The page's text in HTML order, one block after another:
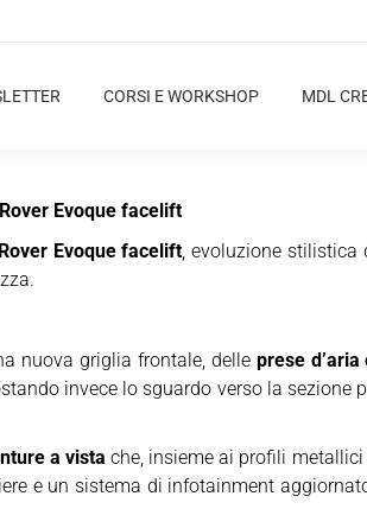
CORSI E WORKSHOP MDL
Evoque facelift
Evoque facelift, evoluzione stilistica
nuova griglia frontale, delle prese
invece lo sguardo verso la sezione
a vista che, insieme ai profili metallici
e un sistema di infotainment